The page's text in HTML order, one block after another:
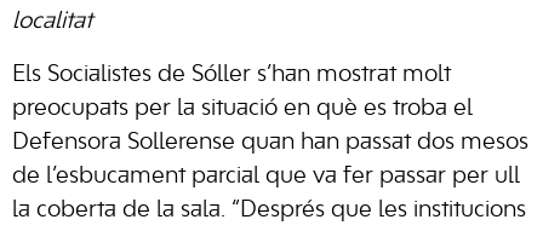
localitat
Els Socialistes de Sóller s’han mostrat molt
preocupats per la situació en què es troba el
Defensora Sollerense quan han passat dos mesos
de l’esbucament parcial que va fer passar per ull
la coberta de la sala. “Després que les institucions